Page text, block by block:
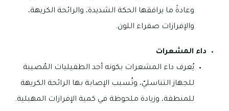
وعادةً ما يرافقها الحكة الشديدة، والرائحة الكريهة،
والإفرازات صفراء اللون.
داء المشعرات
يُعرف داء المشعرات بكونه أحد الطفيليات المُصيبة
للجهاز التناسليّ، وتُسبب الإصابة بها الرائحة الكريهة
للمنطقة، وزيادة ملحوظة في كمية الإفرازات المهبلية.